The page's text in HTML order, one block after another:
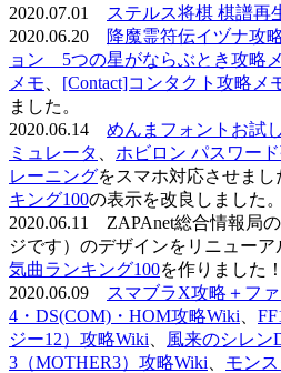
2020.07.01
ステルス将棋 棋譜再
2020.06.20
降魔霊符伝イヅナ攻
ョン 5つの星がならぶとき攻略
メモ
[Contact]コンタクト攻略メ
ました。
2020.06.14 めんまフォントお試
ミュレータ
ホビロン パスワー
レーニングをスマホ対応させまし
キング100の表示を改良しました。
2020.06.11 ZAPAnet総合情報局
ジです）のデザインをリニューア
気曲ランキング100を作りました！
2020.06.09
スマブラX攻略＋フ
4・DS(COM)・HOM攻略Wiki
ジー12）攻略Wiki
風来のシレン
3（MOTHER3）攻略Wiki
モン